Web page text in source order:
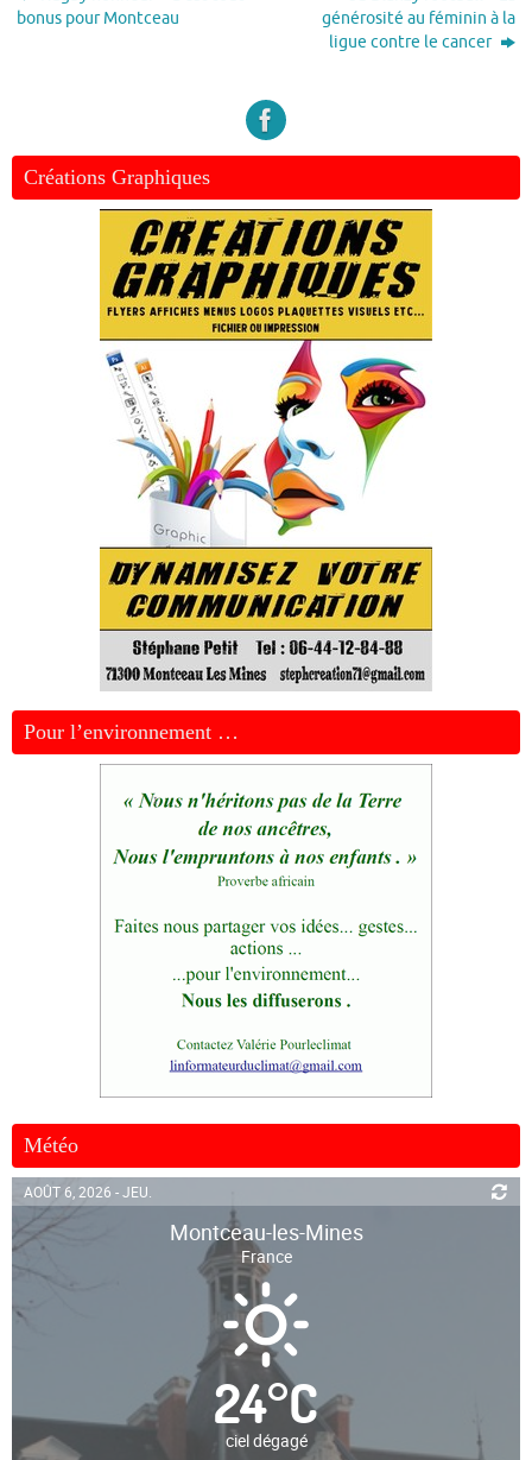
bonus pour Montceau
générosité au féminin à la
ligue contre le cancer
Créations Graphiques
Pour l’environnement …
Météo
AOÛT 6, 2026 - JEU.
Montceau-les-Mines
France
24°C
ciel dégagé